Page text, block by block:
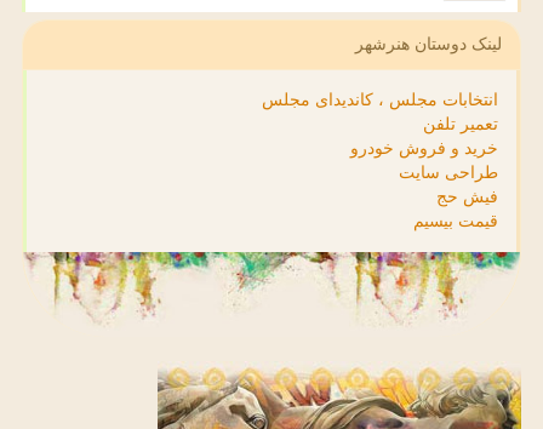
لینک دوستان هنرشهر
انتخابات مجلس ، کاندیدای مجلس
تعمیر تلفن
خرید و فروش خودرو
طراحی سایت
فیش حج
قیمت بیسیم